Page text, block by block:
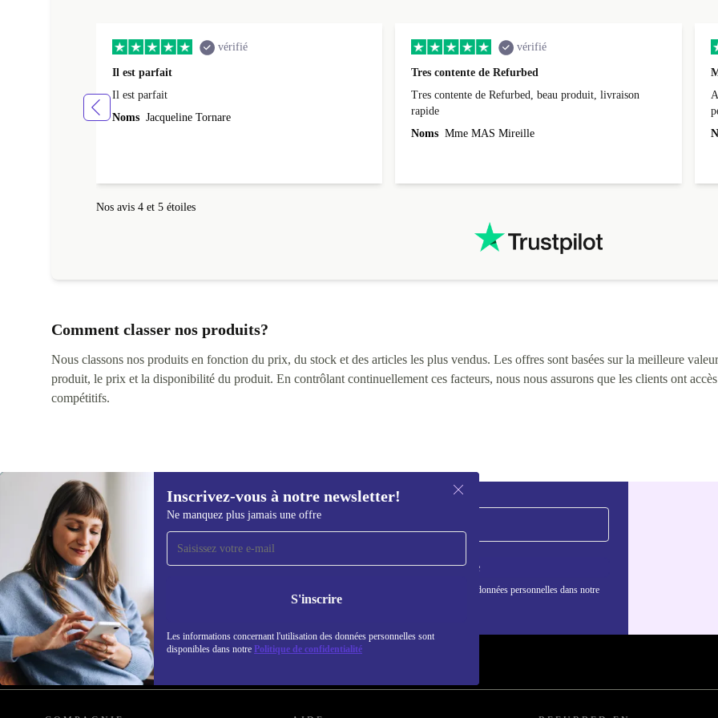
vérifié
Il est parfait
Il est parfait
Noms Jacqueline Tornare
vérifié
Tres contente de Refurbed
Tres contente de Refurbed, beau produit, livraison
rapide
Noms Mme MAS Mireille
Nos avis 4 et 5 étoiles
Comment classer nos produits?
Nous classons nos produits en fonction du prix, du stock et des articles les plus vendus. Les offres sont basées sur la meilleure
produit, le prix et la disponibilité du produit. En contrôlant continuellement ces facteurs, nous nous assurons que les clients ont
compétitifs.
Inscrivez-vous à notre newsletter!
Ne manquez plus jamais une offre
S'inscrire
Les informations concernant l'utilisation des données personnelles sont
disponibles dans notre Politique de confidentialité
Recevoir offres et infos de
refurbed par mail
Ne manquez plus aucune offre.
S'inscrire
Retrouvez les informations sur l'utilisation des données personnelles dans notre
politique de confidentialité
REFURBED FRANCE - RETHINK NEW.